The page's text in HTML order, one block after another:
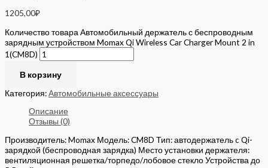
1205,00₽
Количество товара Автомобильный держатель с беспроводным
зарядным устройством Momax Qi Wireless Car Charger Mount 2 in
1(CM8D)
В корзину
Категория:Автомобильные аксессуары
Описание
Отзывы (0)
Производитель: Momax Модель: CM8D Тип: автодержатель c Qi-
зарядкой (беспроводная зарядка) Место установки держателя:
вентиляционная решетка/торпедо/лобовое стекло Устройства до